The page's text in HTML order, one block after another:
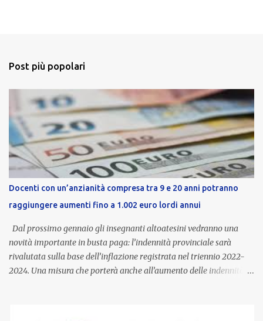
Post più popolari
Docenti con un’anzianità compresa tra 9 e 20 anni potranno
raggiungere aumenti fino a 1.002 euro lordi annui
Dal prossimo gennaio gli insegnanti altoatesini vedranno una
novità importante in busta paga: l’indennità provinciale sarà
rivalutata sulla base dell’inflazione registrata nel triennio 2022-
2024. Una misura che porterà anche all’aumento delle indennità di